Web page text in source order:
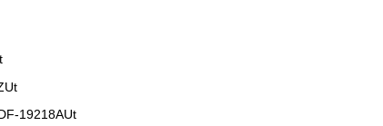
19218AUt